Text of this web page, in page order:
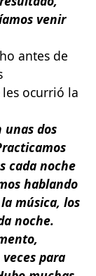
venir
antes de
ocurrió la
unas dos
cada noche
hablando
música, los
noche.
para